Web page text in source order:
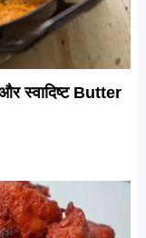
स्वादिष्ट Butter